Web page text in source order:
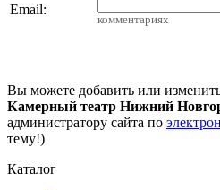
Email:
комментариях
Вы можете добавить или
Камерный театр Нижний
администратору сайта по
тему!)
Каталог